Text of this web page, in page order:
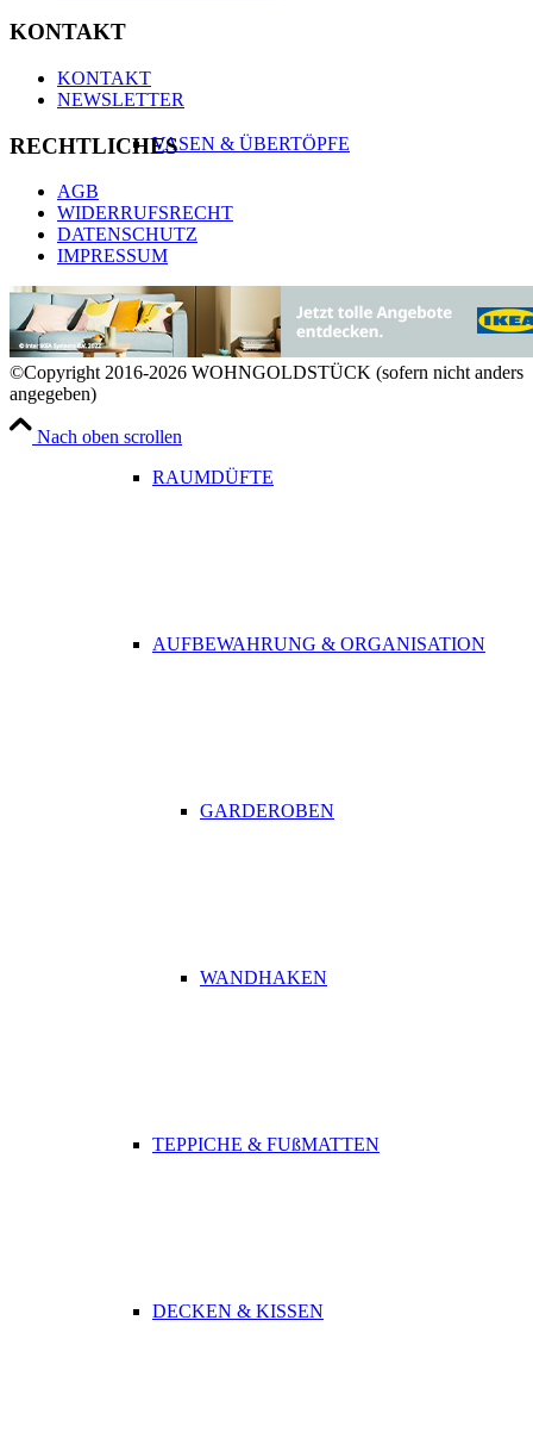
VASEN & ÜBERTÖPFE
KERZEN & KERZENHALTER
RAUMDÜFTE
AUFBEWAHRUNG & ORGANISATION
GARDEROBEN
WANDHAKEN
TEPPICHE & FUßMATTEN
DECKEN & KISSEN
KONTAKT
KONTAKT
NEWSLETTER
RECHTLICHES
AGB
WIDERRUFSRECHT
DATENSCHUTZ
IMPRESSUM
©Copyright 2016-2026 WOHNGOLDSTÜCK (sofern nicht anders
angegeben)
Nach oben scrollen